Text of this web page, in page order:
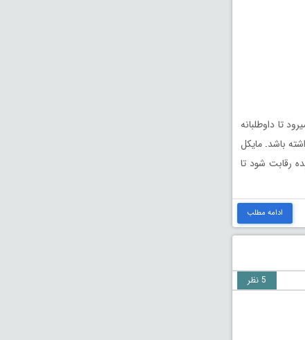
تا داوطلبانه
باشد. مایکل
رقابت شود تا
ادامه مطلب
5 نظر